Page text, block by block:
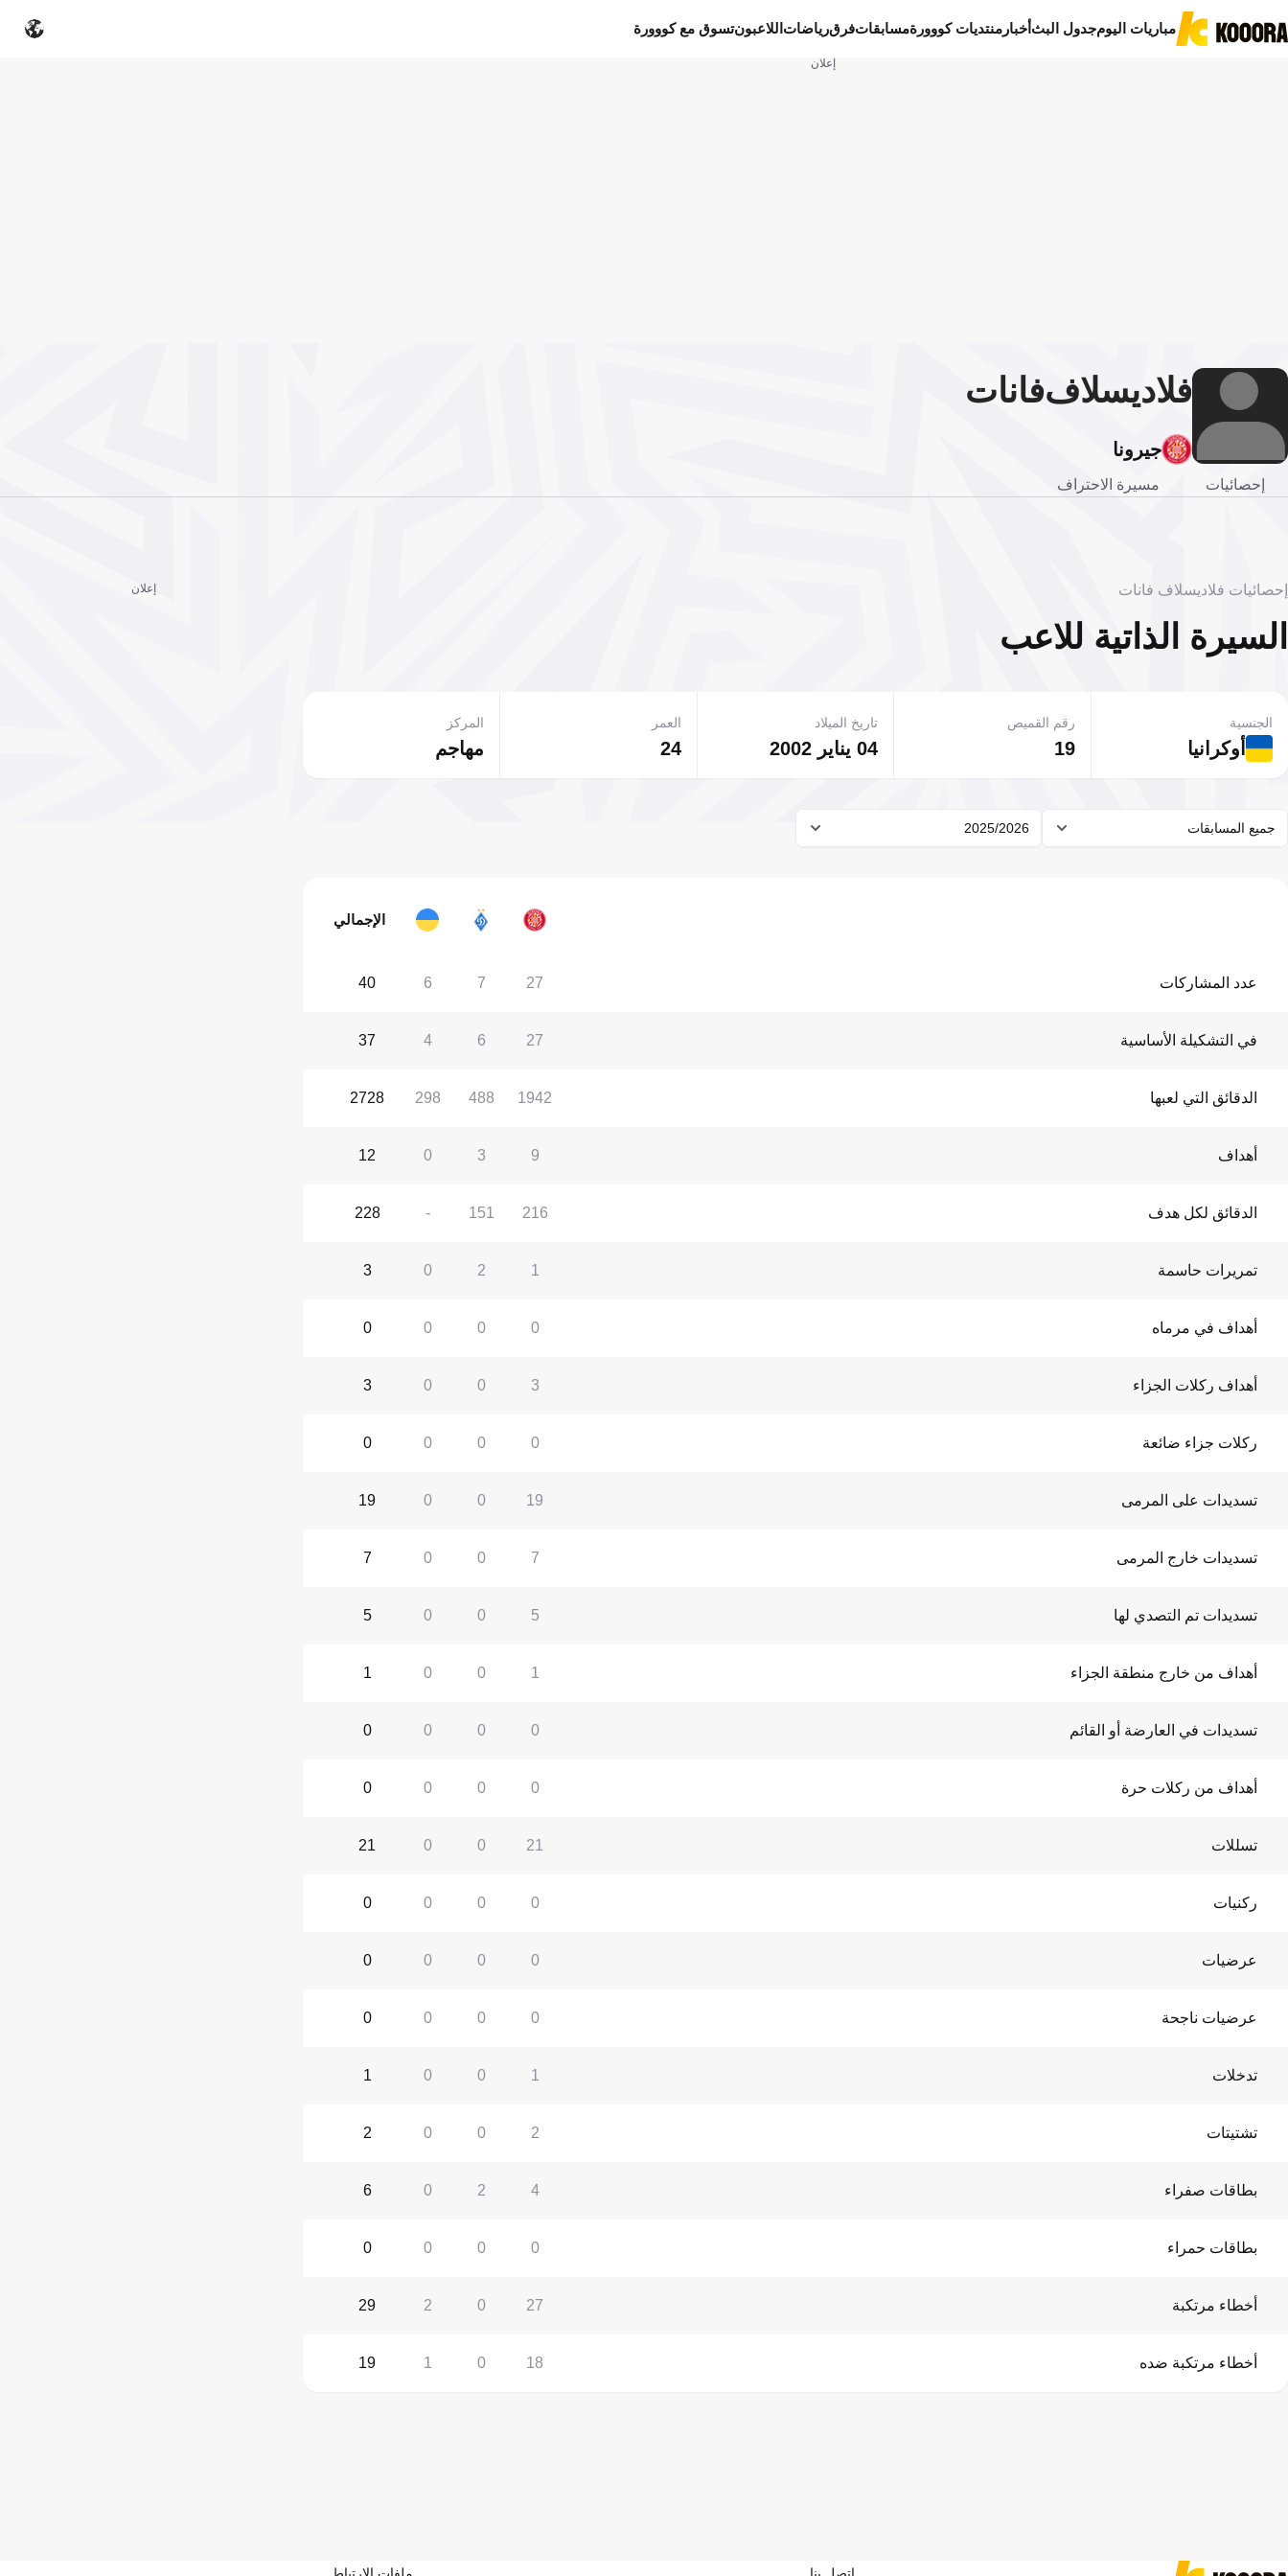
مباريات اليومجدول البثأخبار منتديات كووورةمسابقاتفرقرياضات اللاعبونتسوق مع كووورة
إعلان
فلاديسلاففانات
جيرونا
إحصائيات مسيرة الاحتراف
إحصائيات فلاديسلاف فانات
السيرة الذاتية للاعب
أوكرانيا
الجنسية
19
رقم القميص
04 يناير 2002
تاريخ الميلاد
24
العمر
مهاجم
المركز
جميع المسابقات 2025/2026
الإجمالي
عدد المشاركات 27
7
6
40
في التشكيلة الأساسية 27
6
4
37
الدقائق التي لعبها 1942
488
298
2728
أهداف 9
3
0
12
الدقائق لكل هدف 216
151
-
228
تمريرات حاسمة 1
2
0
3
أهداف في مرماه 0
0
0
0
أهداف ركلات الجزاء 3
0
0
3
ركلات جزاء ضائعة 0
0
0
0
تسديدات على المرمى 19
0
0
19
تسديدات خارج المرمى 7
0
0
7
تسديدات تم التصدي لها 5
0
0
5
أهداف من خارج منطقة الجزاء 1
0
0
1
تسديدات في العارضة أو القائم 0
0
0
0
أهداف من ركلات حرة 0
0
0
0
تسللات 21
0
0
21
ركنيات 0
0
0
0
عرضيات 0
0
0
0
عرضيات ناجحة 0
0
0
0
تدخلات 1
0
0
1
تشتيتات 2
0
0
2
بطاقات صفراء 4
2
0
6
بطاقات حمراء 0
0
0
0
أخطاء مرتكبة 27
0
2
29
أخطاء مرتكبة ضده 18
0
1
19
إعلان
اتصل بنا ملفات الارتباط